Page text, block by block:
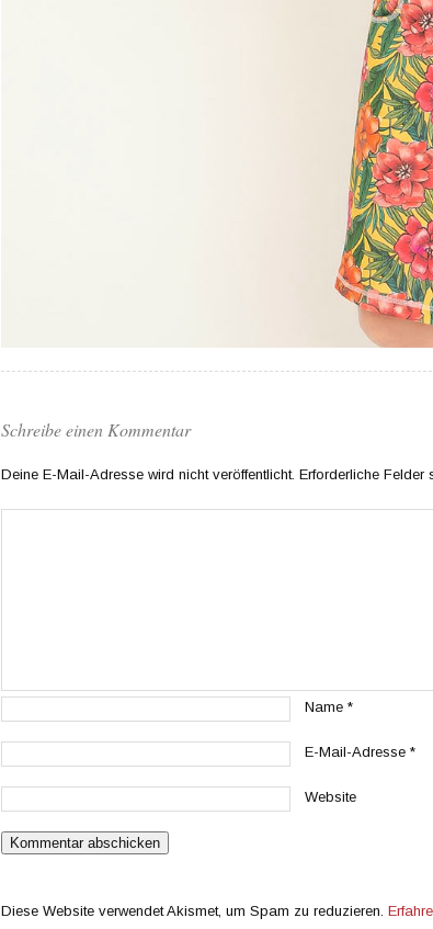
Schreibe einen Kommentar
Deine E-Mail-Adresse wird nicht veröffentlicht. Erforderliche Felder
Name *
E-Mail-Adresse *
Website
Diese Website verwendet Akismet, um Spam zu reduzieren.